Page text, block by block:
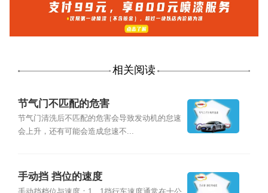
相关阅读
节气门不匹配的危害
节气门清洗后不匹配的危害会导致发动机的怠速
会上升，还有可能会造成怠速不...
手动挡 挡位的速度